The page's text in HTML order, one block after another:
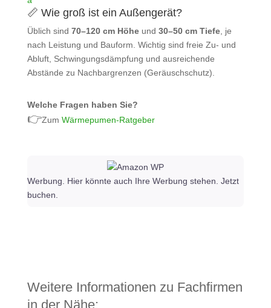
📏 Wie groß ist ein Außengerät?
Üblich sind 70–120 cm Höheund 30–50 cm Tiefe, je
nach Leistung und Bauform. Wichtig sind freie Zu‑ und
Abluft, Schwingungsdämpfung und ausreichende
Abstände zu Nachbargrenzen (Geräuschschutz).
Welche Fragen haben Sie?
👉Zum Wärmepumen-Ratgeber
Werbung. Hier könnte auch Ihre Werbung stehen. Jetzt
buchen.
Weitere Informationen zu Fachfirmen
in der Nähe: